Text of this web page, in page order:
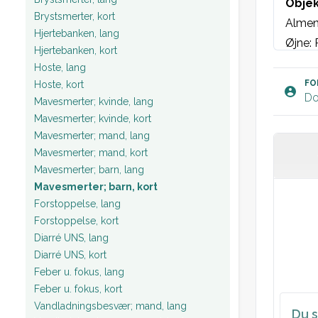
Brystsmerter, kort
Hjertebanken, lang
Hjertebanken, kort
Hoste, lang
Hoste, kort
Mavesmerter; kvinde, lang
Mavesmerter; kvinde, kort
Mavesmerter; mand, lang
Mavesmerter; mand, kort
Mavesmerter; barn, lang
Mavesmerter; barn, kort
Forstoppelse, lang
Forstoppelse, kort
Diarré UNS, lang
Diarré UNS, kort
Feber u. fokus, lang
Feber u. fokus, kort
Vandladningsbesvær; mand, lang
Øjne:
St.p:
Du